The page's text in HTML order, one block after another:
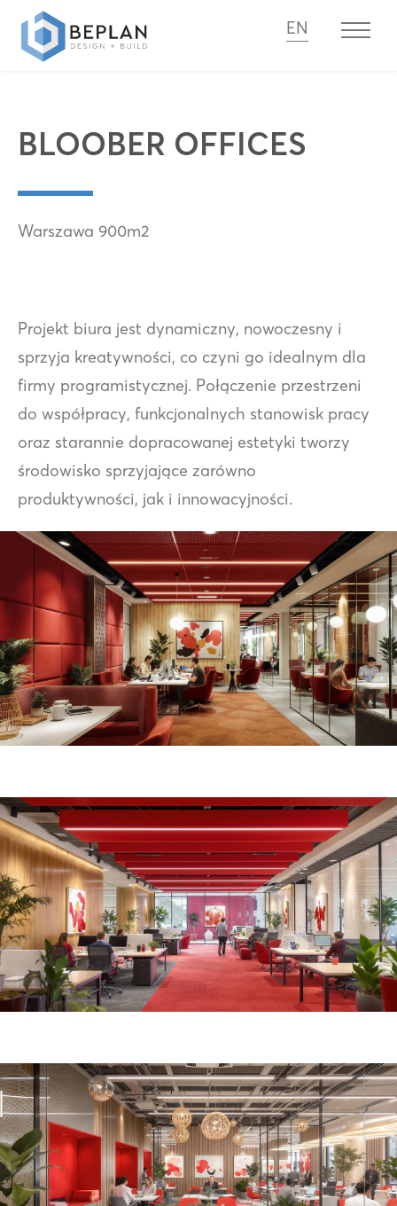
EN
BLOOBER OFFICES
Warszawa 900m2
Projekt biura jest dynamiczny, nowoczesny i
sprzyja kreatywności, co czyni go idealnym dla
firmy programistycznej. Połączenie przestrzeni
do współpracy, funkcjonalnych stanowisk pracy
oraz starannie dopracowanej estetyki tworzy
środowisko sprzyjające zarówno
produktywności, jak i innowacyjności.